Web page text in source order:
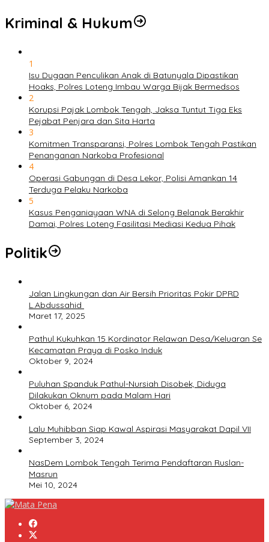
Kriminal & Hukum
1
Isu Dugaan Penculikan Anak di Batunyala Dipastikan
Hoaks, Polres Loteng Imbau Warga Bijak Bermedsos
2
Korupsi Pajak Lombok Tengah, Jaksa Tuntut Tiga Eks
Pejabat Penjara dan Sita Harta
3
Komitmen Transparansi, Polres Lombok Tengah Pastikan
Penanganan Narkoba Profesional
4
Operasi Gabungan di Desa Lekor, Polisi Amankan 14
Terduga Pelaku Narkoba
5
Kasus Penganiayaan WNA di Selong Belanak Berakhir
Damai, Polres Loteng Fasilitasi Mediasi Kedua Pihak
Politik
Jalan Lingkungan dan Air Bersih Prioritas Pokir DPRD
L.Abdussahid
Maret 17, 2025
Pathul Kukuhkan 15 Kordinator Relawan Desa/Keluaran Se
Kecamatan Praya di Posko Induk
Oktober 9, 2024
Puluhan Spanduk Pathul-Nursiah Disobek, Diduga
Dilakukan Oknum pada Malam Hari
Oktober 6, 2024
Lalu Muhibban Siap Kawal Aspirasi Masyarakat Dapil VII
September 3, 2024
NasDem Lombok Tengah Terima Pendaftaran Ruslan-
Masrun
Mei 10, 2024